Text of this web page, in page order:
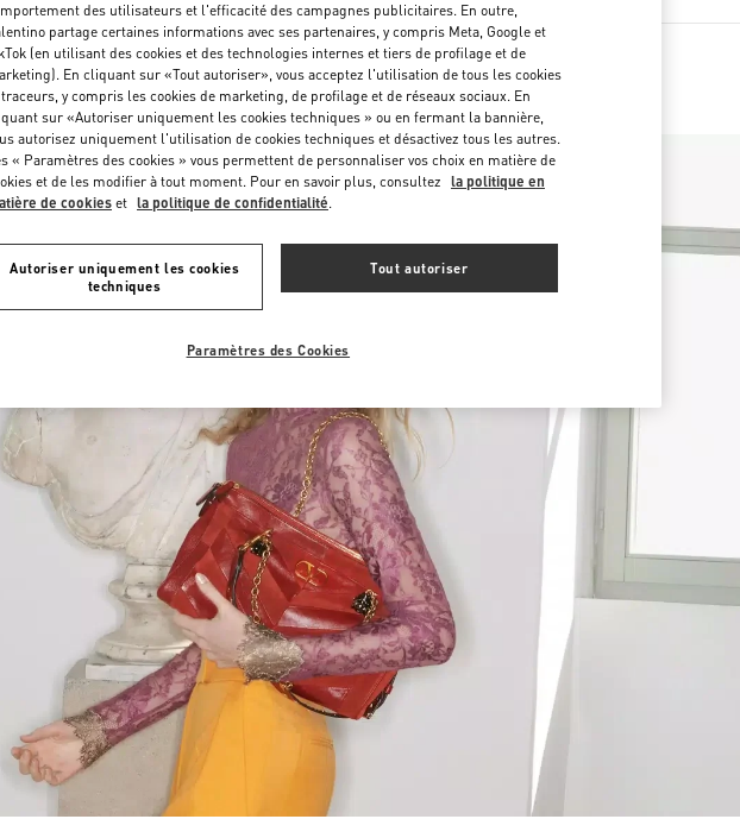
NOUVEAUTÉS
des utilisateurs et l'efficacité des campagnes publicitaires. En outre,
partage certaines informations avec ses partenaires, y compris Meta, Google et
(en utilisant des cookies et des technologies internes et tiers de profilage et de
En cliquant sur «Tout autoriser», vous acceptez l'utilisation de tous les cookies
y compris les cookies de marketing, de profilage et de réseaux sociaux. En
sur «Autoriser uniquement les cookies techniques » ou en fermant la bannière,
autorisez uniquement l'utilisation de cookies techniques et désactivez tous les autres.
« Paramètres des cookies » vous permettent de personnaliser vos choix en matière de
et de les modifier à tout moment. Pour en savoir plus, consultez la politique en
de cookies et la politique de confidentialité.
Autoriser uniquement les cookies
techniques
Tout autoriser
Paramètres des Cookies